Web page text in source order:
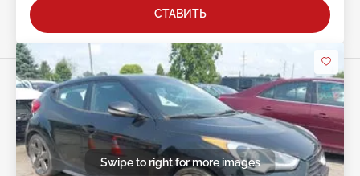
СТАВИТЬ
Swipe to right for more images